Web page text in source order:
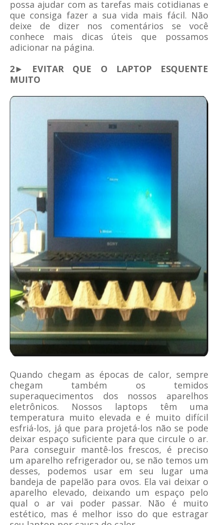
possa ajudar com as tarefas mais cotidianas e
que consiga fazer a sua vida mais fácil. Não
deixe de dizer nos comentários se você
conhece mais dicas úteis que possamos
adicionar na página.
2► EVITAR QUE O LAPTOP ESQUENTE
MUITO
Quando chegam as épocas de calor, sempre
chegam também os temidos
superaquecimentos dos nossos aparelhos
eletrônicos. Nossos laptops têm uma
temperatura muito elevada e é muito difícil
esfriá-los, já que para projetá-los não se pode
deixar espaço suficiente para que circule o ar.
Para conseguir mantê-los frescos, é preciso
um aparelho refrigerador ou, se não temos um
desses, podemos usar em seu lugar uma
bandeja de papelão para ovos. Ela vai deixar o
aparelho elevado, deixando um espaço pelo
qual o ar vai poder passar. Não é muito
estético, mas é melhor isso do que estragar